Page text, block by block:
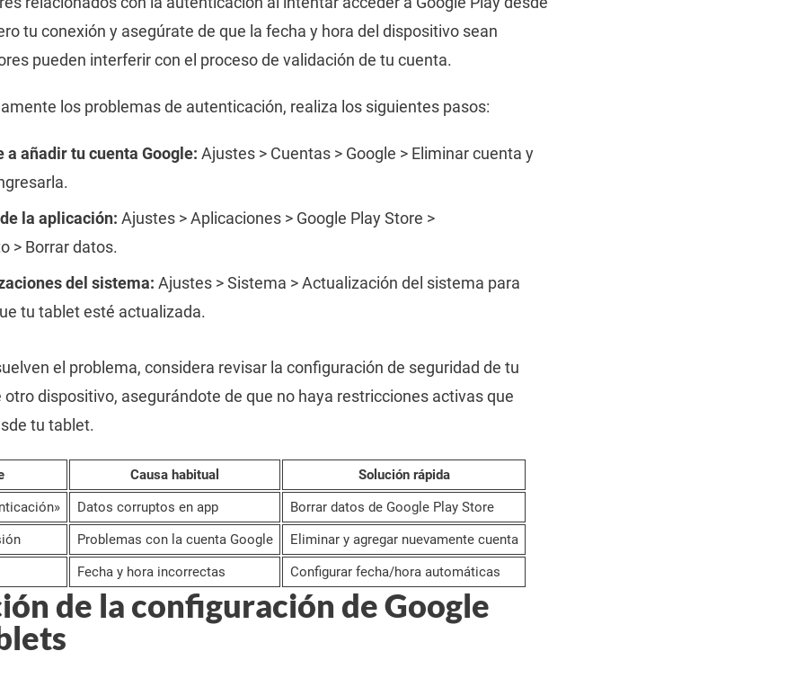
tu conexión y asegúrate de que la fecha y hora del dispositivo sean
pueden interferir con el proceso de validación de tu cuenta.
los problemas de autenticación, realiza los siguientes pasos:
a añadir tu cuenta Google: Ajustes > Cuentas > Google > Eliminar cuenta y
la aplicación: Ajustes > Aplicaciones > Google Play Store >
> Borrar datos.
del sistema: Ajustes > Sistema > Actualización del sistema para
tu tablet esté actualizada.
el problema, considera revisar la configuración de seguridad de tu
otro dispositivo, asegurándote de que no haya restricciones activas que
tu tablet.
Causa habitual
Solución rápida
Datos corruptos en app
Borrar datos de Google Play Store
Problemas con la cuenta Google
Eliminar y agregar nuevamente cuenta
Fecha y hora incorrectas
Configurar fecha/hora automáticas
de la configuración de Google